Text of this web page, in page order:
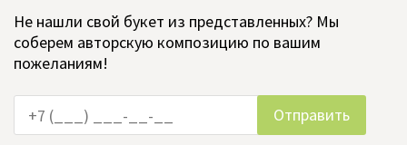
Не нашли свой букет из представленных? Мы
соберем авторскую композицию по вашим
пожеланиям!